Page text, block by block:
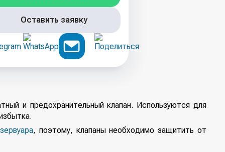
Оставить заявку
и предохранительный клапан. Используются для
, поэтому, клапаны необходимо защитить от